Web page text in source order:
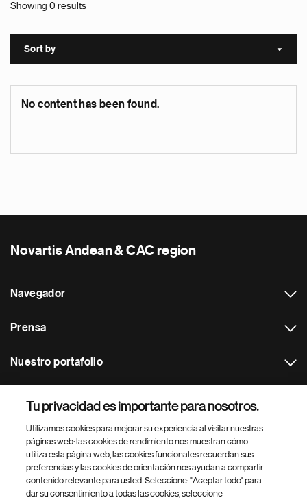
Showing 0 results
Sort by Sort
No content has been found.
Novartis Andean & CAC region
Navegador
Prensa
Nuestro portafolio
Footer Site Search
Tu privacidad es importante para nosotros.
Utilizamos cookies para mejorar su experiencia al visitar nuestras
páginas web: las cookies de rendimiento nos muestran cómo
utiliza esta página web, las cookies funcionales recuerdan sus
preferencias y las cookies de orientación nos ayudan a compartir
contenido relevante para usted. Seleccione: "Aceptar todo" para
dar su consentimiento a todas las cookies, seleccione